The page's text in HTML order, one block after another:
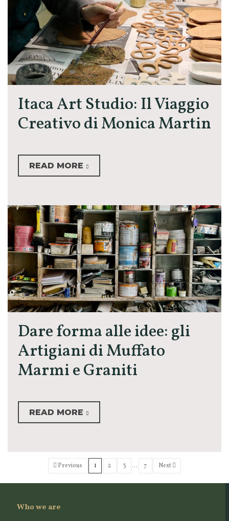
Itaca Art Studio: Il Viaggio
Creativo di Monica Martin
READ MORE
Dare forma alle idee: gli
Artigiani di Muffato
Marmi e Graniti
READ MORE
Previous 1 2 3 … 7 Next
Who we are